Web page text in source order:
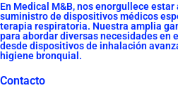
En Medical M&B, nos enorgullece estar
suministro de dispositivos médicos
terapia respiratoria. Nuestra amplia
para abordar diversas necesidades en
desde dispositivos de inhalación
higiene bronquial.
Contacto